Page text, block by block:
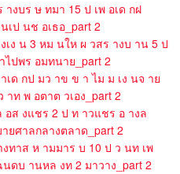
างบร ษ ทมา 15 ป เพ อเด กฝ
เป นช อเธอ_part 2
เง น 3 หม นให ผ วสร างบ าน 5 ป
ไปพร อมทนาย_part 2
เด กป มว าข ข า ไม ม เง นจ าย
ท พ อตาต วเอง_part 2
อส งแชร 2 ป ท าวแชร อ างล
ยศาลกลางตลาด_part 2
ทาส ห ามมาร บ 10 ป ว นท เพ
ดบ านหล งท 2 มาวาง_part 2